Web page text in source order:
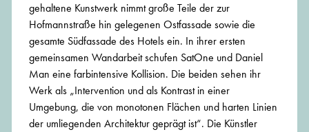
gehaltene Kunstwerk nimmt große Teile der zur
Hofmannstraße hin gelegenen Ostfassade sowie die
gesamte Südfassade des Hotels ein. In ihrer ersten
gemeinsamen Wandarbeit schufen SatOne und Daniel
Man eine farbintensive Kollision. Die beiden sehen ihr
Werk als „Intervention und als Kontrast in einer
Umgebung, die von monotonen Flächen und harten Linien
der umliegenden Architektur geprägt ist“. Die Künstler